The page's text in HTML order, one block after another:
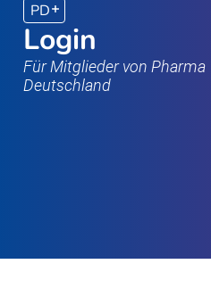
PD
Login
Für Mitglieder von Pharma
Deutschland